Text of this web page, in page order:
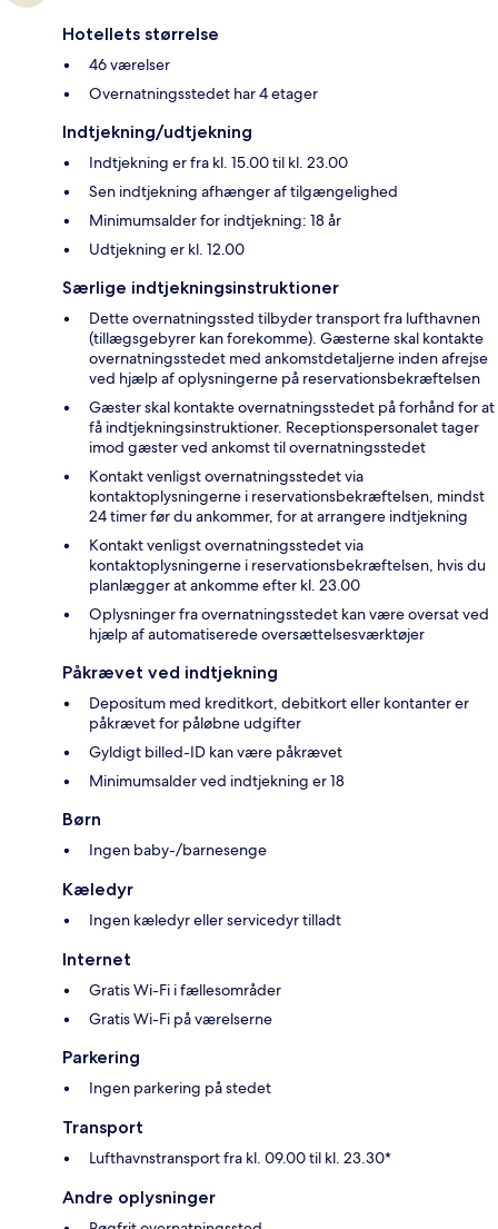
Hotellets størrelse
46 værelser
Overnatningsstedet har 4 etager
Indtjekning/udtjekning
Indtjekning er fra kl. 15.00 til kl. 23.00
Sen indtjekning afhænger af tilgængelighed
Minimumsalder for indtjekning: 18 år
Udtjekning er kl. 12.00
Særlige indtjekningsinstruktioner
Dette overnatningssted tilbyder transport fra lufthavnen
(tillægsgebyrer kan forekomme). Gæsterne skal kontakte
overnatningsstedet med ankomstdetaljerne inden afrejse
ved hjælp af oplysningerne på reservationsbekræftelsen
Gæster skal kontakte overnatningsstedet på forhånd for at
få indtjekningsinstruktioner. Receptionspersonalet tager
imod gæster ved ankomst til overnatningsstedet
Kontakt venligst overnatningsstedet via
kontaktoplysningerne i reservationsbekræftelsen, mindst
24 timer før du ankommer, for at arrangere indtjekning
Kontakt venligst overnatningsstedet via
kontaktoplysningerne i reservationsbekræftelsen, hvis du
planlægger at ankomme efter kl. 23.00
Oplysninger fra overnatningsstedet kan være oversat ved
hjælp af automatiserede oversættelsesværktøjer
Påkrævet ved indtjekning
Depositum med kreditkort, debitkort eller kontanter er
påkrævet for påløbne udgifter
Gyldigt billed-ID kan være påkrævet
Minimumsalder ved indtjekning er 18
Børn
Ingen baby-/barnesenge
Kæledyr
Ingen kæledyr eller servicedyr tilladt
Internet
Gratis Wi-Fi i fællesområder
Gratis Wi-Fi på værelserne
Parkering
Ingen parkering på stedet
Transport
Lufthavnstransport fra kl. 09.00 til kl. 23.30*
Andre oplysninger